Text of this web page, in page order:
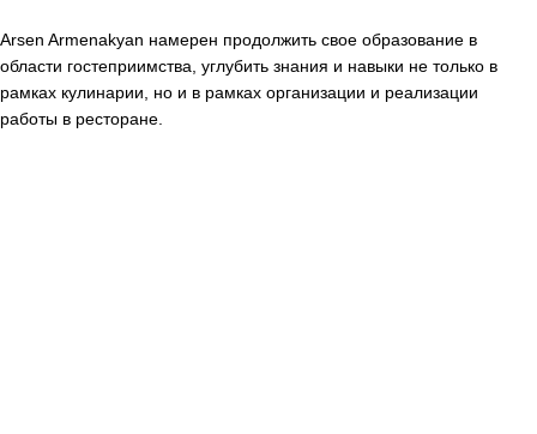
Arsen Armenakyan намерен продолжить свое образование в
области гостеприимства, углубить знания и навыки не только в
рамках кулинарии, но и в рамках организации и реализации
работы в ресторане.